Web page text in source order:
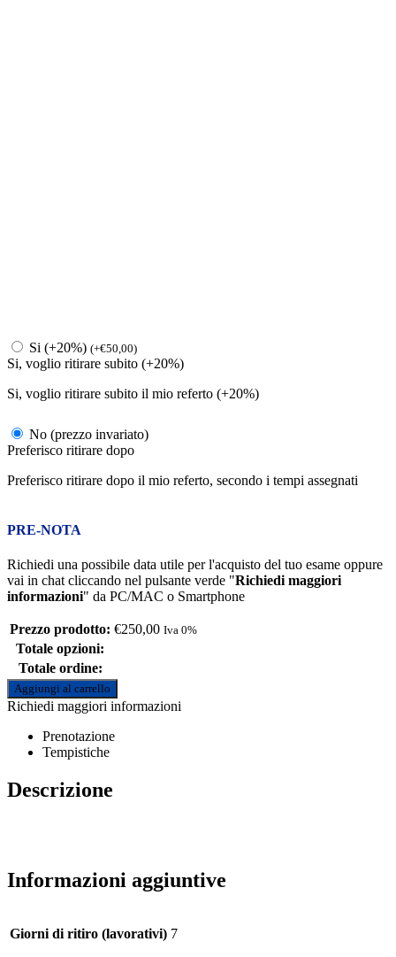
Si (+20%) (+€50,00)
Si, voglio ritirare subito (+20%)
Si, voglio ritirare subito il mio referto (+20%)
No (prezzo invariato)
Preferisco ritirare dopo
Preferisco ritirare dopo il mio referto, secondo i tempi assegnati
PRE-NOTA
Richiedi una possibile data utile per l'acquisto del tuo esame oppure
vai in chat cliccando nel pulsante verde "Richiedi maggiori
informazioni" da PC/MAC o Smartphone
Prezzo prodotto: €250,00 Iva 0%
Totale opzioni:
Totale ordine:
Aggiungi al carrello
Richiedi maggiori informazioni
Prenotazione
Tempistiche
Descrizione
Informazioni aggiuntive
Giorni di ritiro (lavorativi) 7